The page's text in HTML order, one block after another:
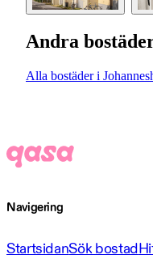
Andra
Alla bostäder i
Navigering
StartsidanSök bostad